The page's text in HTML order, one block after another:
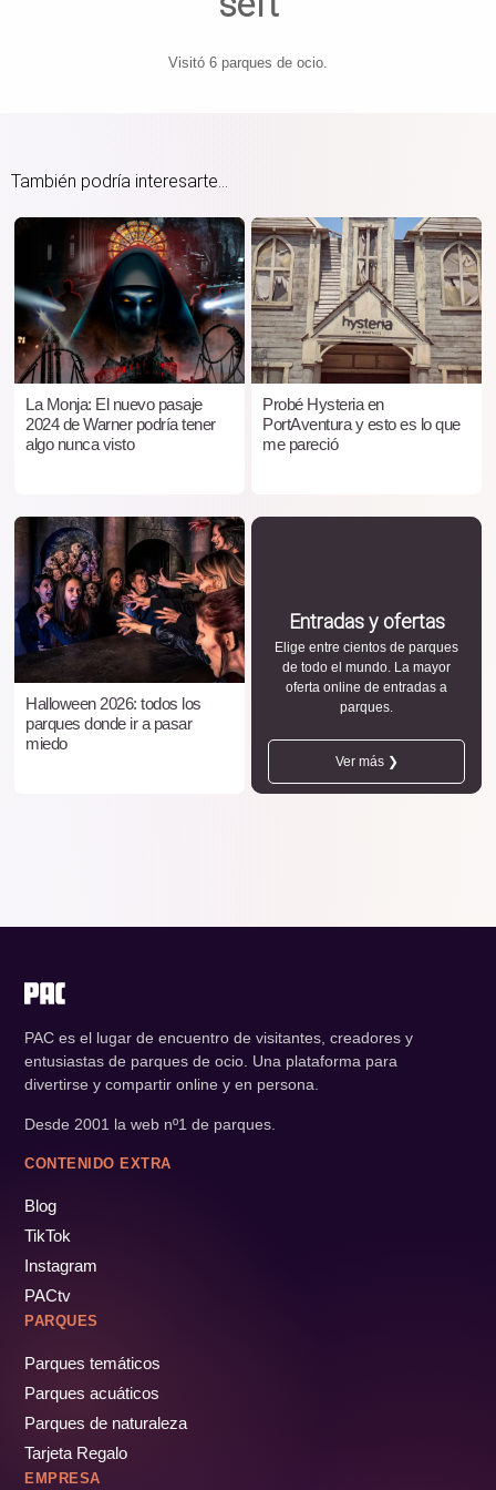
Visitó 6 parques de ocio.
También podría interesarte...
La Monja: El nuevo pasaje
2024 de Warner podría tener
algo nunca visto
Probé Hysteria en
PortAventura y esto es lo que
me pareció
Halloween 2026: todos los
parques donde ir a pasar
miedo
Entradas y ofertas
Elige entre cientos de parques
de todo el mundo. La mayor
oferta online de entradas a
parques.
Ver más ❯
PAC es el lugar de encuentro de visitantes, creadores y
entusiastas de parques de ocio. Una plataforma para
divertirse y compartir online y en persona.
Desde 2001 la web nº1 de parques.
CONTENIDO EXTRA
Blog
TikTok
Instagram
PACtv
PARQUES
Parques temáticos
Parques acuáticos
Parques de naturaleza
Tarjeta Regalo
EMPRESA